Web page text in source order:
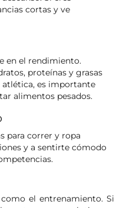
cortas y ve
en el rendimiento.
proteínas y grasas
atlética, es importante
alimentos pesados.
para correr y ropa
y a sentirte cómodo
el entrenamiento. Si